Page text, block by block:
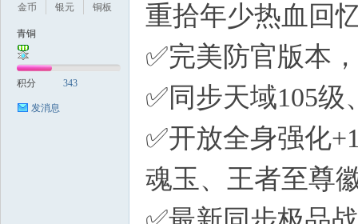
金币
银元
铜板
青铜
积分 343
发消息
重拾年少热血回
✅完美防官版本
✅同步天域105
✅开放全身强化
魂玉、王者至尊